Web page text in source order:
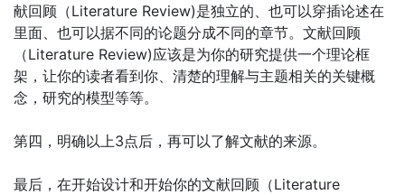
献回顾（Literature Review)是独立的、也可以穿插论述在
里面、也可以据不同的论题分成不同的章节。文献回顾
（Literature Review)应该是为你的研究提供一个理论框
架，让你的读者看到你、清楚的理解与主题相关的关键概
念，研究的模型等等。
第四，明确以上3点后，再可以了解文献的来源。
最后，在开始设计和开始你的文献回顾（Literature